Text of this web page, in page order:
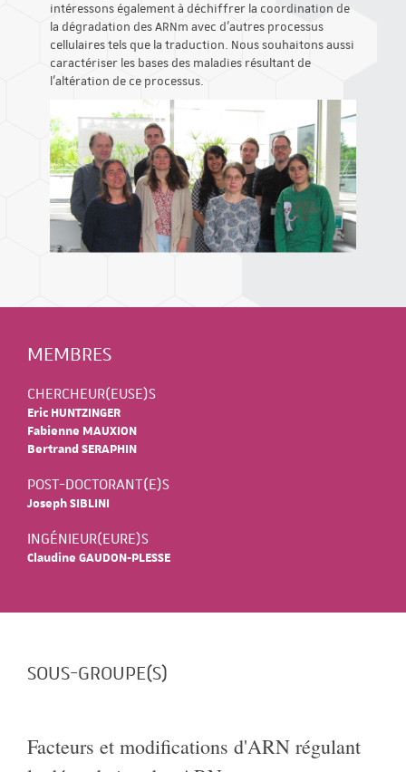
intéressons également à déchiffrer la coordination de
la dégradation des ARNm avec d'autres processus
cellulaires tels que la traduction. Nous souhaitons aussi
caractériser les bases des maladies résultant de
l'altération de ce processus.
MEMBRES
CHERCHEUR(EUSE)S
Eric HUNTZINGER
Fabienne MAUXION
Bertrand SERAPHIN
POST-DOCTORANT(E)S
Joseph SIBLINI
INGÉNIEUR(EURE)S
Claudine GAUDON-PLESSE
SOUS-GROUPE(S)
Facteurs et modifications d'ARN régulant